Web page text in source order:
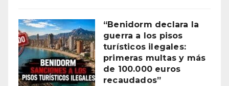
la
batalla
por
la
primera
línea:
“Benidorm declara la
guerra a los pisos
turísticos ilegales:
primeras multas y más
de 100.000 euros
recaudados”